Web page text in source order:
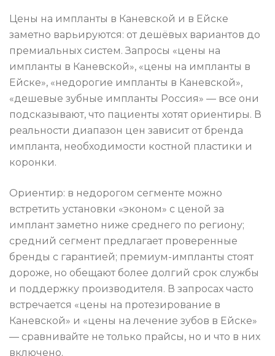
Цены на импланты в Каневской и в Ейске
заметно варьируются: от дешёвых вариантов до
премиальных систем. Запросы «цены на
импланты в Каневской», «цены на импланты в
Ейске», «недорогие импланты в Каневской»,
«дешевые зубные импланты Россия» — все они
подсказывают, что пациенты хотят ориентиры. В
реальности диапазон цен зависит от бренда
импланта, необходимости костной пластики и
коронки.
Ориентир: в недорогом сегменте можно
встретить установки «эконом» с ценой за
имплант заметно ниже среднего по региону;
средний сегмент предлагает проверенные
бренды с гарантией; премиум-импланты стоят
дороже, но обещают более долгий срок службы
и поддержку производителя. В запросах часто
встречается «цены на протезирование в
Каневской» и «цены на лечение зубов в Ейске»
— сравнивайте не только прайсы, но и что в них
включено.